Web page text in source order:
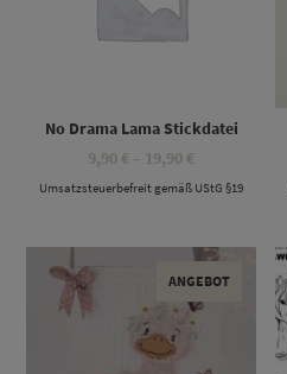
No Drama Lama Stickdatei
9,90 € – 19,90 €
bis
Umsatzsteuerbefreit gemäß UStG §19
Dieses Produkt weist mehrere Varianten auf. Die Optionen können auf der Produktseite gewählt werden
ANGEBOT